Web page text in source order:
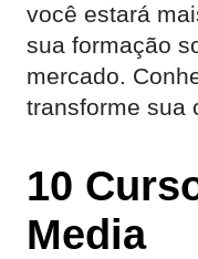
você estará
sua formação
mercado.
transforme sua
10
Media